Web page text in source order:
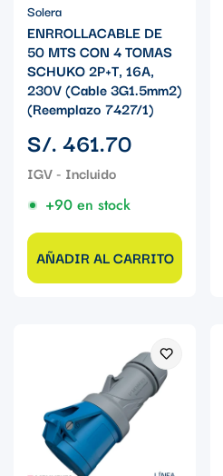
Solera
ENRROLLACABLE DE
50 MTS CON 4 TOMAS
SCHUKO 2P+T, 16A,
230V (Cable 3G1.5mm2)
(Reemplazo 7427/1)
Precio
regular
S/. 461.70
+90 en stock
AÑADIR AL CARRITO